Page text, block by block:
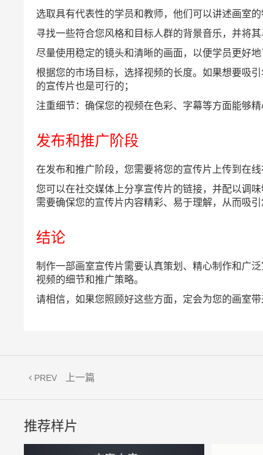
选取具有代表性的学员和教师，他们可以讲述画室
寻找一些符合您风格和目标人群的背景音乐，并将其
尽量使用稳定的镜头和清晰的画面，以便学员更好地
根据您的市场目标，选择视频的长度。如果想要吸
的宣传片也是可行的；
注重细节：确保您的视频在色彩、字幕等方面能够
发布和推广阶段
在发布和推广阶段，您需要将您的宣传片上传到在
您可以在社交媒体上分享宣传片的链接，并配以调
需要确保您的宣传片内容精彩、易于理解，从而吸引
结论
制作一部画室宣传片需要认真策划、精心制作和广
视频的细节和推广策略。
请相信，如果您照顾好这些方面，定会为您的画室带
PREV 上一篇
推荐样片